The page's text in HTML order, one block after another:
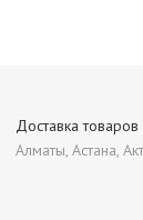
Доставка товаров
Алматы, Астана,